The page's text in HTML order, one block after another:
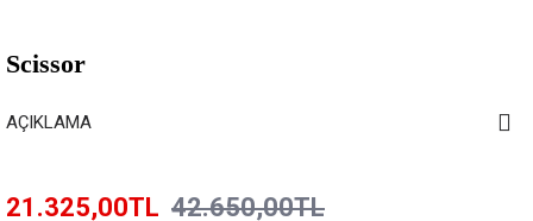
Scissor
AÇIKLAMA
21.325,00TL 42.650,00TL